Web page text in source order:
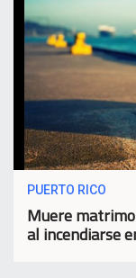
PUERTO RICO
Muere
al incendiarse